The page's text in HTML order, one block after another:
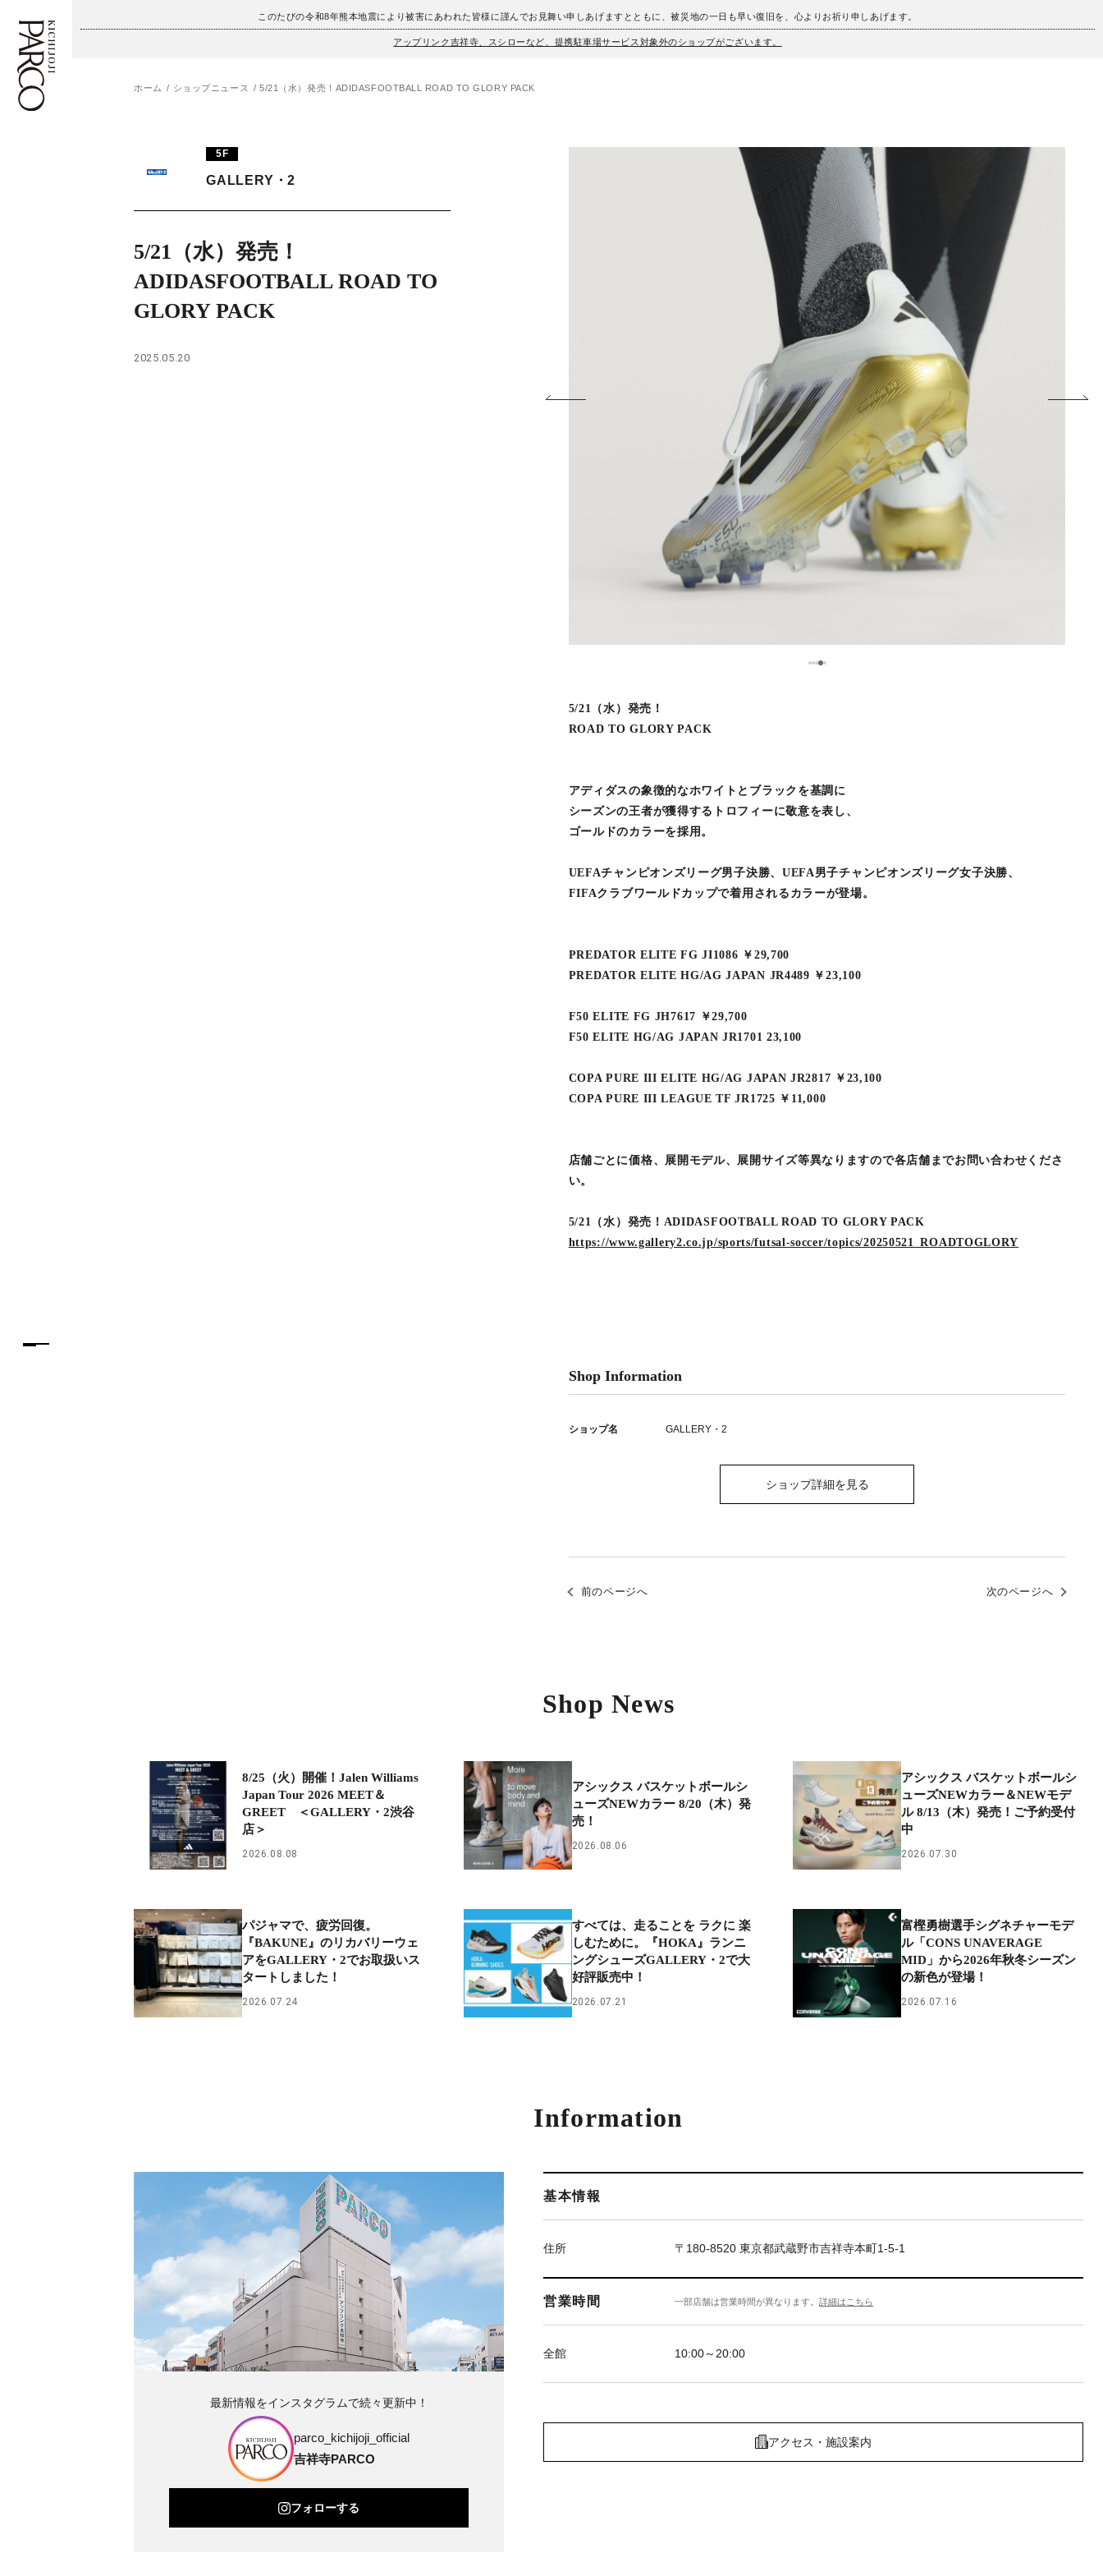
このたびの令和8年熊本地震により被害にあわれた皆様に謹んでお見舞い申しあげますとともに、被災地の一日も早い復旧を、心よりお祈り申しあげます。
アップリンク吉祥寺、スシローなど、提携駐車場サービス対象外のショップがございます。
施設案内・アクセス
ニュース
レストラン・カフェ
TAX FREE
ภาษาไทย
ホーム ショップニュース 5/21（水）発売！ADIDASFOOTBALL ROAD TO GLORY PACK
5F
GALLERY・2
5/21（水）発売！
ADIDASFOOTBALL ROAD TO
GLORY PACK
2025.05.20
12345
5/21（水）発売！
ROAD TO GLORY PACK
アディダスの象徴的なホワイトとブラックを基調に
シーズンの王者が獲得するトロフィーに敬意を表し、
ゴールドのカラーを採用。
UEFAチャンピオンズリーグ男子決勝、UEFA男子チャンピオンズリーグ女子決勝、
FIFAクラブワールドカップで着用されるカラーが登場。
PREDATOR ELITE FG JI1086 ￥29,700
PREDATOR ELITE HG/AG JAPAN JR4489 ￥23,100
F50 ELITE FG JH7617 ￥29,700
F50 ELITE HG/AG JAPAN JR1701 23,100
COPA PURE III ELITE HG/AG JAPAN JR2817 ￥23,100
COPA PURE III LEAGUE TF JR1725 ￥11,000
店舗ごとに価格、展開モデル、展開サイズ等異なりますので各店舗までお問い合わせくださ
い。
5/21（水）発売！ADIDASFOOTBALL ROAD TO GLORY PACK
https://www.gallery2.co.jp/sports/futsal-soccer/topics/20250521_ROADTOGLORY
Shop Information
ショップ名 GALLERY・2
ショップ詳細を見る
前のページへ 次のページへ
Shop News
8/25（火）開催！Jalen Williams
Japan Tour 2026 MEET＆
GREET ＜GALLERY・2渋谷
店＞
2026.08.08
アシックス バスケットボールシ
ューズNEWカラー 8/20（木）発
売！
2026.08.06
アシックス バスケットボールシ
ューズNEWカラー＆NEWモデ
ル 8/13（木）発売！ご予約受付
中
2026.07.30
パジャマで、疲労回復。
『BAKUNE』のリカバリーウェ
アをGALLERY・2でお取扱いス
タートしました！
2026.07.24
すべては、走ることを ラクに 楽
しむために。『HOKA』ランニ
ングシューズGALLERY・2で大
好評販売中！
2026.07.21
富樫勇樹選手シグネチャーモデ
ル「CONS UNAVERAGE
MID」から2026年秋冬シーズン
の新色が登場！
2026.07.16
Information
基本情報
住所 〒180-8520 東京都武蔵野市吉祥寺本町1-5-1
営業時間 一部店舗は営業時間が異なります。詳細はこちら
全館 10:00～20:00
アクセス・施設案内
最新情報をインスタグラムで続々更新中！
parco_kichijoji_official
吉祥寺PARCO
フォローする